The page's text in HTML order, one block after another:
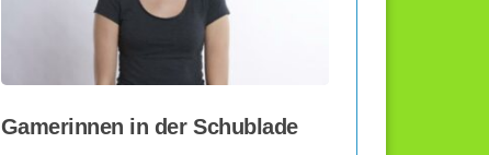
Gamerinnen in der Schublade